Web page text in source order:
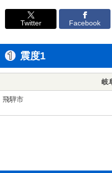
Twitter Facebook
震度1
岐
飛騨市